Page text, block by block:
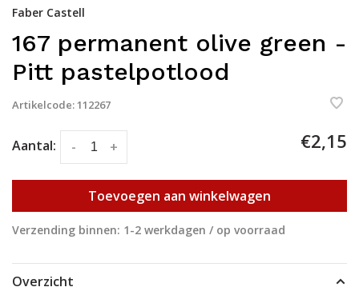
Faber Castell
167 permanent olive green -
Pitt pastelpotlood
Artikelcode:112267
Aantal: +
- €2,15
Toevoegen aan winkelwagen
Verzending binnen: 1-2 werkdagen / op voorraad
Overzicht